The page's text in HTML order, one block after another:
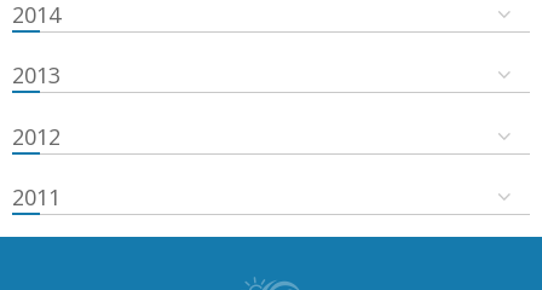
2014
2013
2012
2011